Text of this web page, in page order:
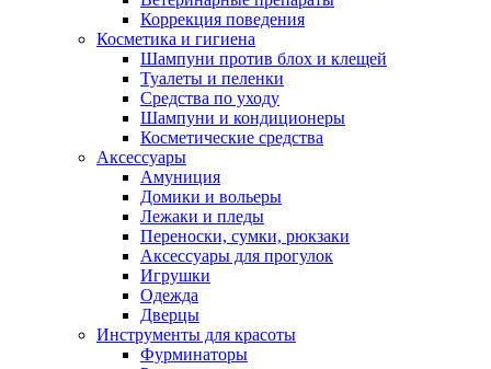
Коррекция поведения
Косметика и гигиена
Шампуни против блох и клещей
Туалеты и пеленки
Средства по уходу
Шампуни и кондиционеры
Косметические средства
Аксессуары
Амуниция
Домики и вольеры
Лежаки и пледы
Переноски, сумки, рюкзаки
Аксессуары для прогулок
Игрушки
Одежда
Дверцы
Инструменты для красоты
Фурминаторы